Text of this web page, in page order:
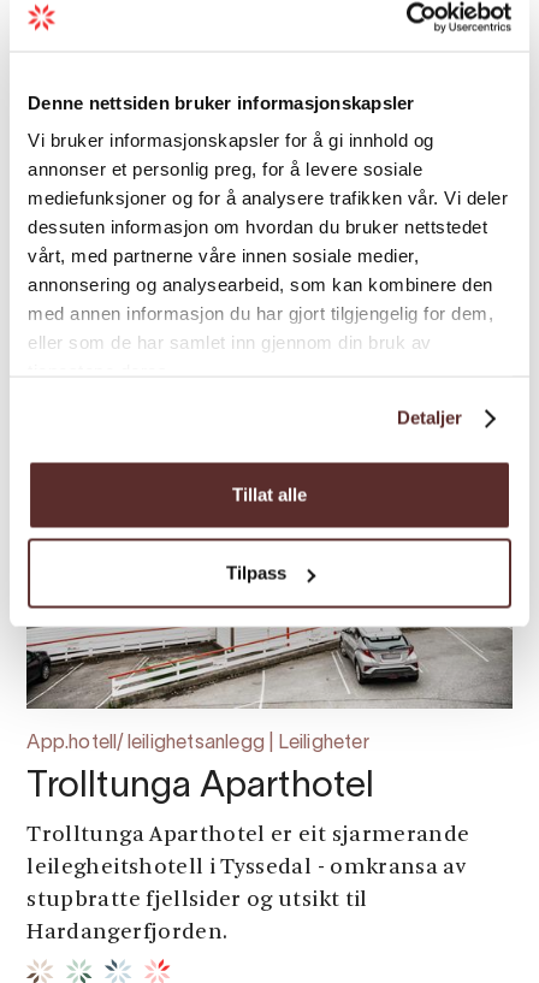
Denne nettsiden bruker informasjonskapsler
Vi bruker informasjonskapsler for å gi innhold og
annonser et personlig preg, for å levere sosiale
mediefunksjoner og for å analysere trafikken vår. Vi deler
dessuten informasjon om hvordan du bruker nettstedet
vårt, med partnerne våre innen sosiale medier,
annonsering og analysearbeid, som kan kombinere den
med annen informasjon du har gjort tilgjengelig for dem,
eller som de har samlet inn gjennom din bruk av
Detaljer
Tillat alle
Tilpass
Slottet Apartments
Slottet Apartments tilbyr komfortabel
overnatting med fjordutsikt i Tyssedal - ikkje
langt unna startpunktet til Trolltunga.
App.hotell/ leilighetsanlegg | Leiligheter
Trolltunga Aparthotel
Trolltunga Aparthotel er eit sjarmerande
leilegheitshotell i Tyssedal - omkransa av
stupbratte fjellsider og utsikt til
Hardangerfjorden.